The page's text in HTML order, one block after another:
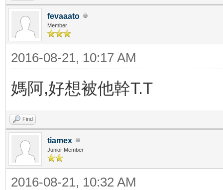
fevaaato
Member
2016-08-21, 10:17 AM
媽阿,好想被他幹T.T
Find
tiamex
Junior Member
2016-08-21, 10:32 AM